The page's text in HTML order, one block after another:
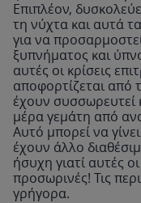
Επιπλέον,
τη νύχτα και αυτά
για να
ξυπνήματος και
αυτές οι κρίσεις
αποφορτίζεται από
έχουν συσσωρευτεί
μέρα γεμάτη από
Αυτό μπορεί να
έχουν άλλο
ήσυχη γιατί αυτές
προσωρινές! Τις
γρήγορα.